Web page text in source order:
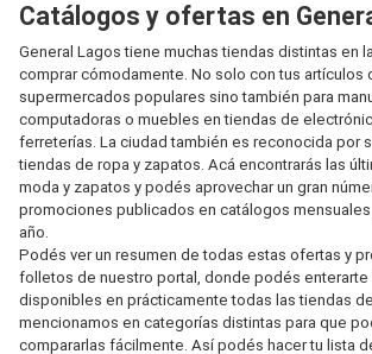
Catálogos y ofertas en
General Lagos tiene muchas tiendas distintas en
comprar cómodamente. No solo con tus artículos
supermercados populares sino también para
computadoras o muebles en tiendas de
ferreterías. La ciudad también es reconocida por
tiendas de ropa y zapatos. Acá encontrarás las
moda y zapatos y podés aprovechar un gran
promociones publicados en catálogos mensuales
año.
Podés ver un resumen de todas estas ofertas y
folletos de nuestro portal, donde podés enterarte
disponibles en prácticamente todas las tiendas
mencionamos en categorías distintas para que
compararlas fácilmente. Así podés hacer tu lista